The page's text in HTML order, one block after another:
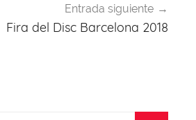
Entrada siguiente
Fira del Disc Barcelona 2018